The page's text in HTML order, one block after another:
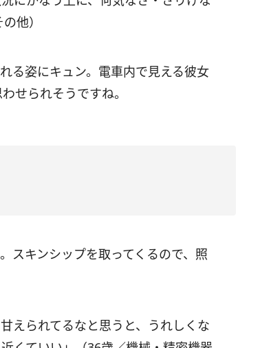
他）
る姿にキュン。電車内で見える彼女
せられそうですね。
スキンシップを取ってくるので、照
えられてるなと思うと、うれしくな